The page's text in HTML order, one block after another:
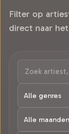
Filter op
direct naar